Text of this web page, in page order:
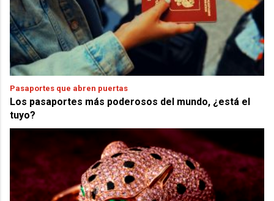
Pasaportes que abren puertas
Los pasaportes más poderosos del mundo, ¿está el
tuyo?